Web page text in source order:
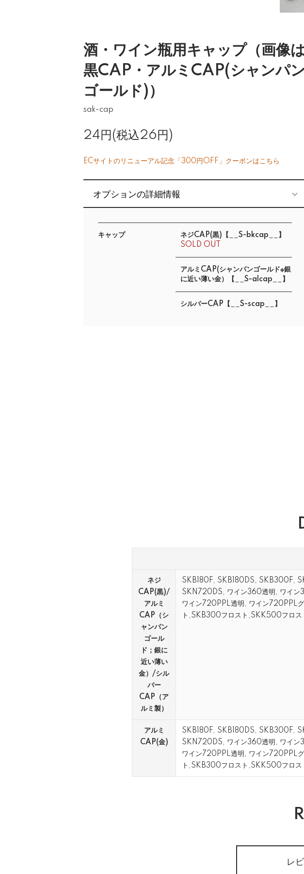
酒・ワイン瓶用キャップ（画像は
黒CAP・アルミCAP(シャンパン
ゴールド)）
sak-cap
24円(税込26円)
ECサイトのリニューアル記念「300円OFF」クーポンはこちら
オプションの詳細情報
キャップ
ネジCAP(黒)【__S-bkcap__】
SOLD OUT
アルミCAP(シャンパンゴールド※銀
に近い薄い金）【__S-alcap__】
シルバーCAP【__S-scap__】
ネジ
CAP(黒)/
アルミ
CAP（シ
ャンパン
ゴール
ド；銀に
近い薄い
金）/シル
バー
CAP（ア
ルミ製）
SKB180F, SKB180DS, SKB300F,
SKN720DS, ワイン360透明, ワイン
ワイン720PPL透明, ワイン720PPL
ト,SKB300フロスト,SKK500フロス
アルミ
CAP(金)
SKB180F, SKB180DS, SKB300F,
SKN720DS, ワイン360透明, ワイン
ワイン720PPL透明, ワイン720PPL
ト,SKB300フロスト,SKK500フロス
レ